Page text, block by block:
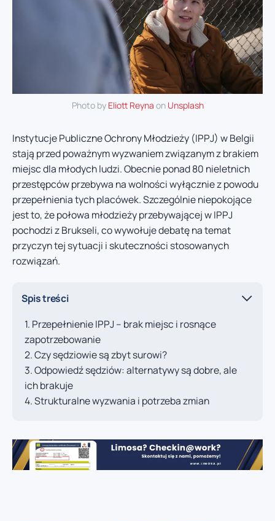
Photo by Eliott Reyna on Unsplash
Instytucje Publiczne Ochrony Młodzieży (IPPJ) w Belgii
stają przed poważnym wyzwaniem związanym z brakiem
miejsc dla młodych ludzi. Obecnie ponad 80 nieletnich
przestępców przebywa na wolności wyłącznie z powodu
przepełnienia tych placówek. Szczególnie niepokojące
jest to, że połowa młodzieży przebywającej w IPPJ
pochodzi z Brukseli, co wywołuje debatę na temat
przyczyn tej sytuacji i skuteczności stosowanych
rozwiązań.
Spis treści
Przepełnienie IPPJ – brak miejsc i rosnące
zapotrzebowanie
Czy sędziowie są zbyt surowi?
Odpowiedź sędziów: alternatywy są dobre, ale
ich brakuje
Strukturalne wyzwania i potrzeba zmian